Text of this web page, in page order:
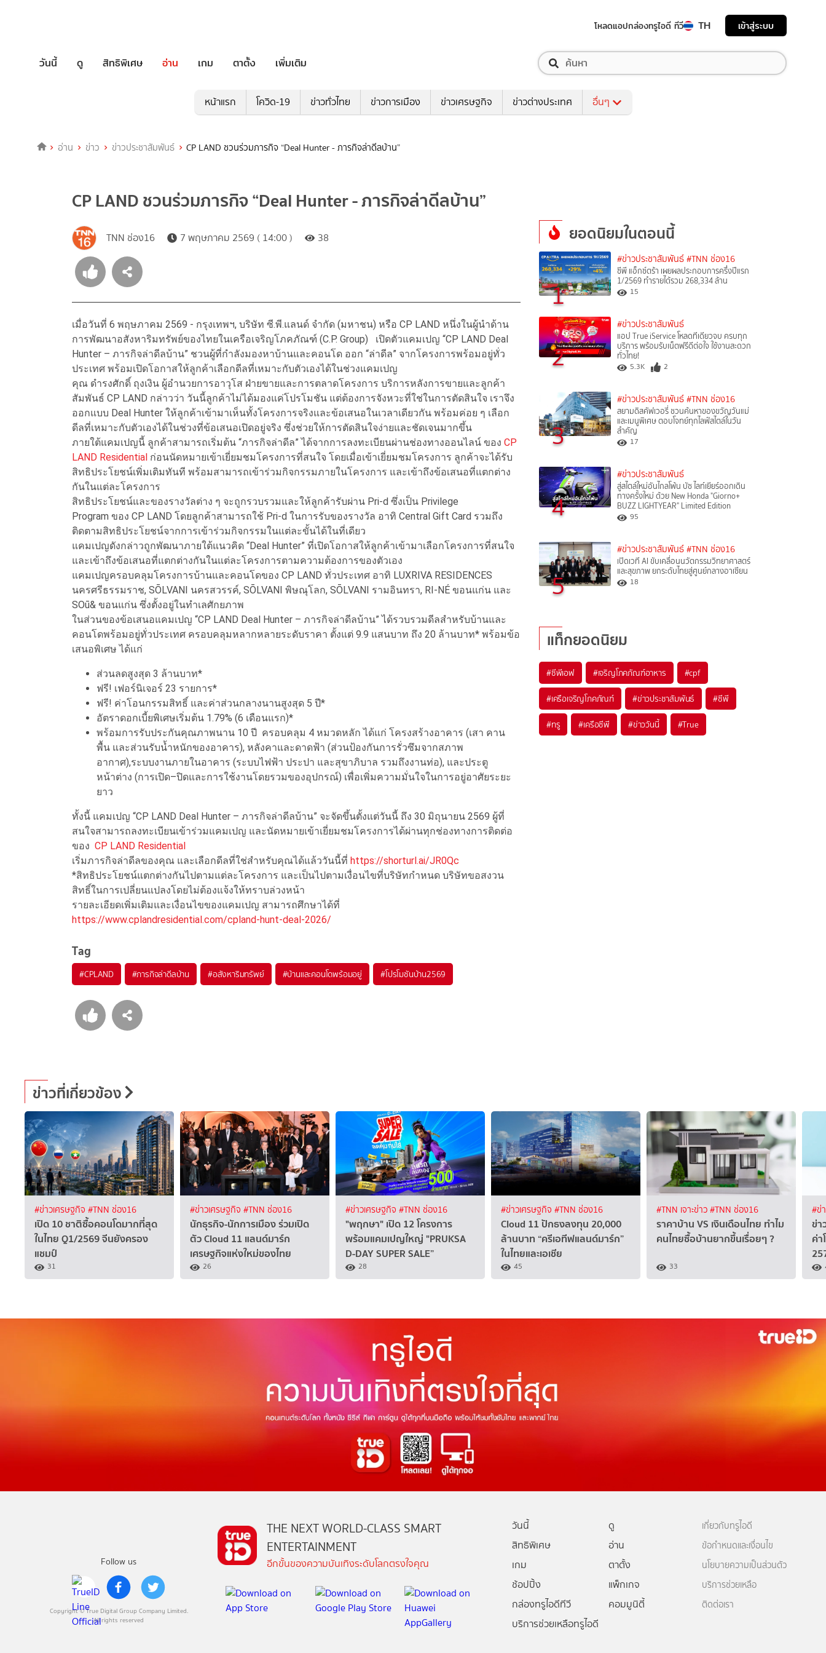
โหลดแอปกล่องทรูไอดี ทีวี TH เข้าสู่ระบบ
วันนี้ ดู สิทธิพิเศษ อ่าน เกม ตาตั้ง เพิ่มเติม
หน้าแรก โควิด-19 ข่าวทั่วไทย ข่าวการเมือง ข่าวเศรษฐกิจ ข่าวต่างประเทศ อื่นๆ
อ่าน ข่าว ข่าวประชาสัมพันธ์ CP LAND ชวนร่วมภารกิจ “Deal Hunter - ภารกิจล่าดีลบ้าน”
CP LAND ชวนร่วมภารกิจ “Deal Hunter - ภารกิจล่าดีลบ้าน”
TNN ช่อง16 7 พฤษภาคม 2569 ( 14:00 ) 38
เมื่อวันที่ 6 พฤษภาคม 2569 - กรุงเทพฯ, บริษัท ซี.พี.แลนด์ จำกัด (มหาชน) หรือ CP LAND หนึ่งในผู้นำด้าน
การพัฒนาอสังหาริมทรัพย์ของไทยในเครือเจริญโภคภัณฑ์ (C.P. Group) เปิดตัวแคมเปญ “CP LAND Deal
Hunter – ภารกิจล่าดีลบ้าน” ชวนผู้ที่กำลังมองหาบ้านและคอนโด ออก “ล่าดีล” จากโครงการพร้อมอยู่ทั่ว
ประเทศ พร้อมเปิดโอกาสให้ลูกค้าเลือกดีลที่เหมาะกับตัวเองได้ในช่วงแคมเปญ
คุณ ดำรงศักดิ์ ถุงเงิน ผู้อำนวยการอาวุโส ฝ่ายขายและการตลาดโครงการ บริการหลังการขายและลูกค้า
สัมพันธ์ CP LAND กล่าวว่า วันนี้ลูกค้าไม่ได้มองแค่โปรโมชัน แต่ต้องการจังหวะที่ใช่ในการตัดสินใจ เราจึง
ออกแบบ Deal Hunter ให้ลูกค้าเข้ามาเห็นทั้งโครงการจริงและข้อเสนอในเวลาเดียวกัน พร้อมค่อย ๆ เลือก
ดีลที่เหมาะกับตัวเองได้ในช่วงที่ข้อเสนอเปิดอยู่จริง ซึ่งช่วยให้การตัดสินใจง่ายและชัดเจนมากขึ้น
ภายใต้แคมเปญนี้ ลูกค้าสามารถเริ่มต้น “ภารกิจล่าดีล” ได้จากการลงทะเบียนผ่านช่องทางออนไลน์ ของ CP
LAND Residential ก่อนนัดหมายเข้าเยี่ยมชมโครงการที่สนใจ โดยเมื่อเข้าเยี่ยมชมโครงการ ลูกค้าจะได้รับ
สิทธิประโยชน์เพิ่มเติมทันที พร้อมสามารถเข้าร่วมกิจกรรมภายในโครงการ และเข้าถึงข้อเสนอที่แตกต่าง
กันในแต่ละโครงการ
สิทธิประโยชน์และของรางวัลต่าง ๆ จะถูกรวบรวมและให้ลูกค้ารับผ่าน Pri-d ซึ่งเป็น Privilege
Program ของ CP LAND โดยลูกค้าสามารถใช้ Pri-d ในการรับของรางวัล อาทิ Central Gift Card รวมถึง
ติดตามสิทธิประโยชน์จากการเข้าร่วมกิจกรรมในแต่ละขั้นได้ในที่เดียว
แคมเปญดังกล่าวถูกพัฒนาภายใต้แนวคิด “Deal Hunter” ที่เปิดโอกาสให้ลูกค้าเข้ามาเลือกโครงการที่สนใจ
และเข้าถึงข้อเสนอที่แตกต่างกันในแต่ละโครงการตามความต้องการของตัวเอง
แคมเปญครอบคลุมโครงการบ้านและคอนโดของ CP LAND ทั่วประเทศ อาทิ LUXRIVA RESIDENCES
นครศรีธรรมราช, SŌLVANI นครสวรรค์, SŌLVANI พิษณุโลก, SŌLVANI รามอินทรา, RI-NÉ ขอนแก่น และ
SOū& ขอนแก่น ซึ่งตั้งอยู่ในทำเลศักยภาพ
ในส่วนของข้อเสนอแคมเปญ “CP LAND Deal Hunter – ภารกิจล่าดีลบ้าน” ได้รวบรวมดีลสำหรับบ้านและ
คอนโดพร้อมอยู่ทั่วประเทศ ครอบคลุมหลากหลายระดับราคา ตั้งแต่ 9.9 แสนบาท ถึง 20 ล้านบาท* พร้อมข้อ
เสนอพิเศษ ได้แก่
ส่วนลดสูงสุด 3 ล้านบาท*
ฟรี! เฟอร์นิเจอร์ 23 รายการ*
ฟรี! ค่าโอนกรรมสิทธิ์ และค่าส่วนกลางนานสูงสุด 5 ปี*
อัตราดอกเบี้ยพิเศษเริ่มต้น 1.79% (6 เดือนแรก)*
พร้อมการรับประกันคุณภาพนาน 10 ปี ครอบคลุม 4 หมวดหลัก ได้แก่ โครงสร้างอาคาร (เสา คาน
พื้น และส่วนรับน้ำหนักของอาคาร), หลังคาและดาดฟ้า (ส่วนป้องกันการรั่วซึมจากสภาพ
อากาศ),ระบบงานภายในอาคาร (ระบบไฟฟ้า ประปา และสุขาภิบาล รวมถึงงานท่อ), และประตู
หน้าต่าง (การเปิด–ปิดและการใช้งานโดยรวมของอุปกรณ์) เพื่อเพิ่มความมั่นใจในการอยู่อาศัยระยะ
ยาว
ทั้งนี้ แคมเปญ “CP LAND Deal Hunter – ภารกิจล่าดีลบ้าน” จะจัดขึ้นตั้งแต่วันนี้ ถึง 30 มิถุนายน 2569 ผู้ที่
สนใจสามารถลงทะเบียนเข้าร่วมแคมเปญ และนัดหมายเข้าเยี่ยมชมโครงการได้ผ่านทุกช่องทางการติดต่อ
ของ CP LAND Residential
เริ่มภารกิจล่าดีลของคุณ และเลือกดีลที่ใช่สำหรับคุณได้แล้ววันนี้ที่ https://shorturl.ai/JR0Qc
*สิทธิประโยชน์แตกต่างกันไปตามแต่ละโครงการ และเป็นไปตามเงื่อนไขที่บริษัทกำหนด บริษัทขอสงวน
สิทธิ์ในการเปลี่ยนแปลงโดยไม่ต้องแจ้งให้ทราบล่วงหน้า
รายละเอียดเพิ่มเติมและเงื่อนไขของแคมเปญ สามารถศึกษาได้ที่
https://www.cplandresidential.com/cpland-hunt-deal-2026/
Tag
#CPLAND #ภารกิจล่าดีลบ้าน #อสังหาริมทรัพย์ #บ้านและคอนโดพร้อมอยู่ #โปรโมชันบ้าน2569
ยอดนิยมในตอนนี้
1
#ข่าวประชาสัมพันธ์ #TNN ช่อง16
ซีพี แอ็กซ์ตร้า เผยผลประกอบการครึ่งปีแรก
1/2569 ทำรายได้รวม 268,334 ล้าน
15
2
#ข่าวประชาสัมพันธ์
แอป True iService โหลดทีเดียวจบ ครบทุก
บริการ พร้อมรับเน็ตฟรีดีต่อใจ ใช้งานสะดวก
ทั่วไทย!
5.3K 2
3
#ข่าวประชาสัมพันธ์ #TNN ช่อง16
สยามดิสคัฟเวอรี่ ชวนค้นหาของขวัญวันแม่
และเมนูพิเศษ ตอบโจทย์ทุกไลฟ์สไตล์ในวัน
สำคัญ
17
4
#ข่าวประชาสัมพันธ์
สู่สไตล์ใหม่อันไกลโพ้น บัซ ไลท์เยียร์ออกเดิน
ทางครั้งใหม่ ด้วย New Honda "Giorno+
BUZZ LIGHTYEAR" Limited Edition
95
5
#ข่าวประชาสัมพันธ์ #TNN ช่อง16
เปิดเวที AI ขับเคลื่อนนวัตกรรมวิทยาศาสตร์
และสุขภาพ ยกระดับไทยสู่ศูนย์กลางอาเซียน
18
แท็กยอดนิยม
#ซีพีเอฟ #เจริญโภคภัณฑ์อาหาร #cpf
#เครือเจริญโภคภัณฑ์ #ข่าวประชาสัมพันธ์ #ซีพี
#ทรู #เครือซีพี #ข่าววันนี้ #True
ข่าวที่เกี่ยวข้อง
#ข่าวเศรษฐกิจ #TNN ช่อง16
เปิด 10 ชาติซื้อคอนโดมากที่สุด
ในไทย Q1/2569 จีนยังครอง
แชมป์
31
#ข่าวเศรษฐกิจ #TNN ช่อง16
นักธุรกิจ-นักการเมือง ร่วมเปิด
ตัว Cloud 11 แลนด์มาร์ก
เศรษฐกิจแห่งใหม่ของไทย
26
#ข่าวเศรษฐกิจ #TNN ช่อง16
"พฤกษา" เปิด 12 โครงการ
พร้อมแคมเปญใหญ่ "PRUKSA
D-DAY SUPER SALE”
28
#ข่าวเศรษฐกิจ #TNN ช่อง16
Cloud 11 ปักธงลงทุน 20,000
ล้านบาท “ครีเอทีฟแลนด์มาร์ก”
ในไทยและเอเชีย
45
#TNN เจาะข่าว#TNN ช่อง16
ราคาบ้าน VS เงินเดือนไทย ทำไม
คนไทยซื้อบ้านยากขึ้นเรื่อยๆ ?
33
#ข่
ข่
ค่
Follow us
Copyright © True Digital Group Company Limited.
All rights reserved
THE NEXT WORLD-CLASS SMART
ENTERTAINMENT
อีกขั้นของความบันเทิงระดับโลกตรงใจคุณ
วันนี้
ดู
สิทธิพิเศษ
อ่าน
เกม
ตาตั้ง
ช้อปปิ้ง
แพ็กเกจ
กล่องทรูไอดีทีวี
คอมมูนิตี้
บริการช่วยเหลือทรูไอดี
เกี่ยวกับทรูไอดี
ข้อกำหนดและเงื่อนไข
นโยบายความเป็นส่วนตัว
บริการช่วยเหลือ
ติดต่อเรา